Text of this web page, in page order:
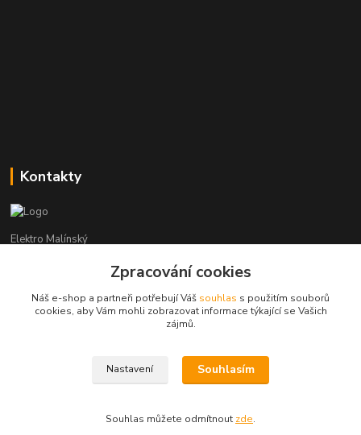
Kontakty
Elektro Malínský
+420 608 255 160
(Po-Čt - 8:30-16:00, Pá - 8:30-14:00)
Zpracování cookies
Náš e-shop a partneři potřebují Váš souhlas s použitím souborů
cookies, aby Vám mohli zobrazovat informace týkající se Vašich
zájmů.
Nastavení Souhlasím
Souhlas můžete odmítnout zde.